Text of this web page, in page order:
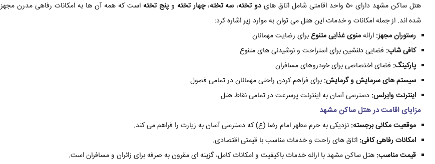
هتل ساکن مشهد دارای ۵۰ واحد اقامتی شامل اتاق های دو تخته، سه تخته،چهار تخته وپنج تخته است که همه آن ها به امکانات رفاهی مدرن مجهز
شده اند. از جمله امکانات و خدمات این هتل می توان به موارد زیر اشاره کرد:
رستوران مجهز: ارائهمنوی غذایی متنوعبرای رضایت مهمانان
کافی شاپ: فضایی دلنشین برای استراحت و نوشیدنی های متنوع
پارکینگ: فضای اختصاصی برای خودروهای مسافران
سیستم های سرمایش و گرمایش: برای فراهم کردن راحتی مهمانان در تمامی فصول
اینترنت وایرلس: دسترسی آسان به اینترنت پرسرعت در تمامی نقاط هتل
مزایای اقامت در هتل ساکن مشهد
موقعیت مکانی برجسته: نزدیکی به حرم مطهر امام رضا (ع) که دسترسی آسان به زیارت را فراهم می کند.
امکانات رفاهی کافی: اتاق های راحت و خدمات مناسب با قیمتی اقتصادی.
قیمت مناسب: هتل ساکن مشهد با ارائه خدمات باکیفیت و امکانات کامل، گزینه ای مقرون به صرفه برای زائران و مسافران است.